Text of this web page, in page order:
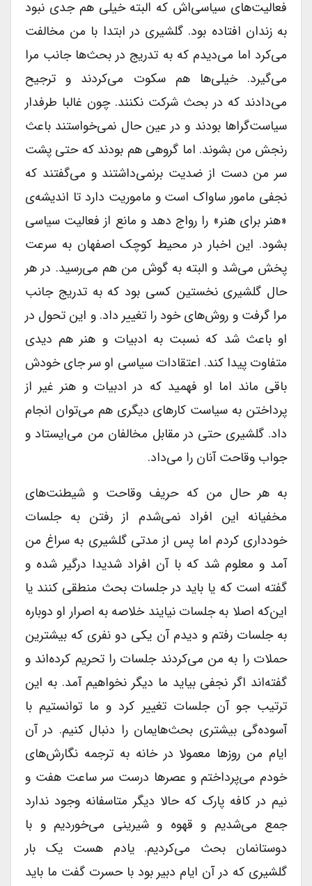
فعالیت‌های سیاسی‌اش که البته خیلی هم جدی نبود
به زندان افتاده بود. گلشیری در ابتدا با من مخالفت
می‌کرد اما می‌دیدم که به تدریج در بحث‌ها جانب مرا
می‌گیرد. خیلی‌ها هم سکوت می‌کردند و ترجیح
می‌دادند که در بحث شرکت نکنند. چون غالبا طرفدار
سیاست‌گراها بودند و در عین حال نمی‌خواستند باعث
رنجش من بشوند. اما گروهی هم بودند که حتی پشت
سر من دست از ضدیت برنمی‌داشتند و می‌گفتند که
نجفی مامور ساواک است و ماموریت دارد تا اندیشه‌ی
«هنر برای هنر» را رواج دهد و مانع از فعالیت سیاسی
بشود. این اخبار در محیط کوچک اصفهان به سرعت
پخش می‌شد و البته به گوش من هم می‌رسید. در هر
حال گلشیری نخستین کسی بود که به تدریج جانب
مرا گرفت و روش‌های خود را تغییر داد. و این تحول در
او باعث شد که نسبت به ادبیات و هنر هم دیدی
متفاوت پیدا کند. اعتقادات سیاسی او سر جای خودش
باقی ماند اما او فهمید که در ادبیات و هنر غیر از
پرداختن به سیاست کارهای دیگری هم می‌توان انجام
داد. گلشیری حتی در مقابل مخالفان من می‌ایستاد و
جواب وقاحت آنان را می‌داد.
به هر حال من که حریف وقاحت و شیطنت‌های
مخفیانه این افراد نمی‌شدم از رفتن به جلسات
خودداری کردم اما پس از مدتی گلشیری به سراغ من
آمد و معلوم شد که با آن افراد شدیدا درگیر شده و
گفته است که یا باید در جلسات بحث منطقی کنند یا
این‌که اصلا به جلسات نیایند خلاصه به اصرار او دوباره
به جلسات رفتم و دیدم آن یکی دو نفری که بیشترین
حملات را به من می‌کردند جلسات را تحریم کرده‌اند و
گفته‌اند اگر نجفی بیاید ما دیگر نخواهیم آمد. به این
ترتیب جو آن جلسات تغییر کرد و ما توانستیم با
آسوده‌گی بیشتری بحث‌هایمان را دنبال کنیم. در آن
ایام من روزها معمولا در خانه به ترجمه نگارش‌های
خودم می‌پرداختم و عصرها درست سر ساعت هفت و
نیم در کافه پارک که حالا دیگر متاسفانه وجود ندارد
جمع می‌شدیم و قهوه و شیرینی می‌خوردیم و با
دوستانمان بحث می‌کردیم. یادم هست یک بار
گلشیری که در آن ایام دبیر بود با حسرت گفت ما باید